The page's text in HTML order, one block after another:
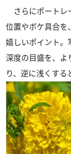
さらにポートレ
位置やボケ具合を
嬉しいポイント。
深度の目盛を、よ
り、逆に浅くする